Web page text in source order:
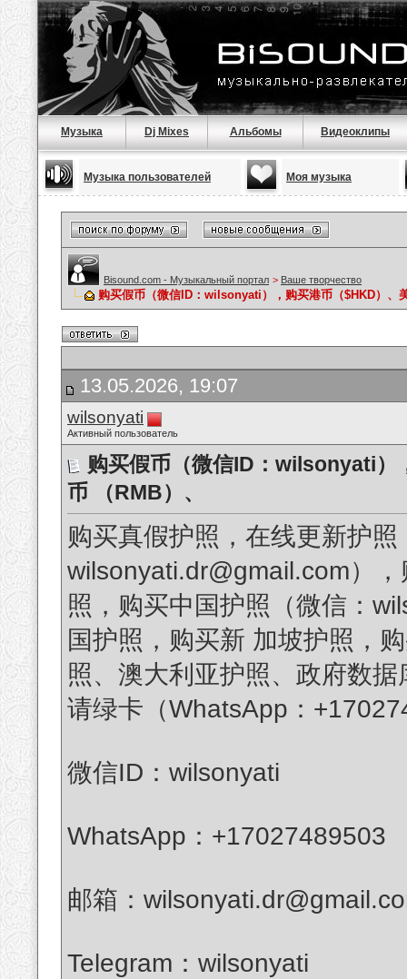
Музыка Dj Mixes Альбомы Видеоклипы
Музыка пользователей Моя музыка
Bisound.com - Музыкальный портал > Ваше творчество
购买假币（微信ID：wilsonyati），购买港币（$HKD）、
13.05.2026, 19:07
wilsonyati
Активный пользователь
购买假币（微信ID：wilsonyati）
币 （RMB）、 
购买真假护照，在线更新护照
wilsonyati.dr@gmail.com）
照，购买中国护照（微信：
国护照，购买新 加坡护照，
照、澳大利亚护照、政府数
请绿卡（WhatsApp：
微信ID：wilsonyati
WhatsApp：+17027489503
邮箱：
Telegram：wilsonyati